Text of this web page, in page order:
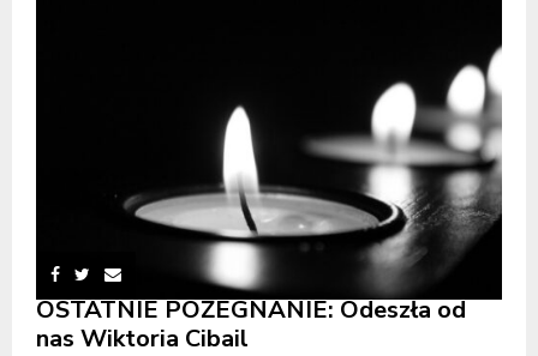
OSTATNIE POŻEGNANIE: Odeszła od
nas Wiktoria Cibail